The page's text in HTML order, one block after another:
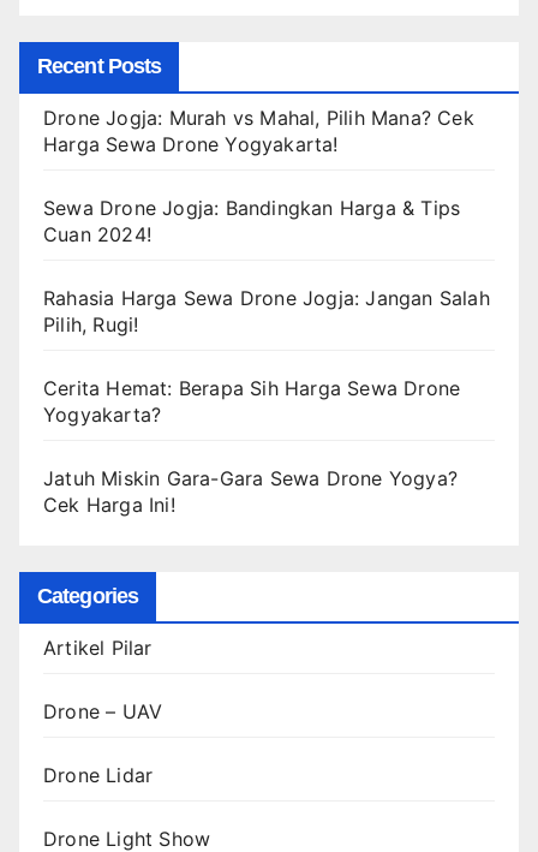
Recent Posts
Drone Jogja: Murah vs Mahal, Pilih Mana? Cek
Harga Sewa Drone Yogyakarta!
Sewa Drone Jogja: Bandingkan Harga & Tips
Cuan 2024!
Rahasia Harga Sewa Drone Jogja: Jangan Salah
Pilih, Rugi!
Cerita Hemat: Berapa Sih Harga Sewa Drone
Yogyakarta?
Jatuh Miskin Gara-Gara Sewa Drone Yogya?
Cek Harga Ini!
Categories
Artikel Pilar
Drone – UAV
Drone Lidar
Drone Light Show